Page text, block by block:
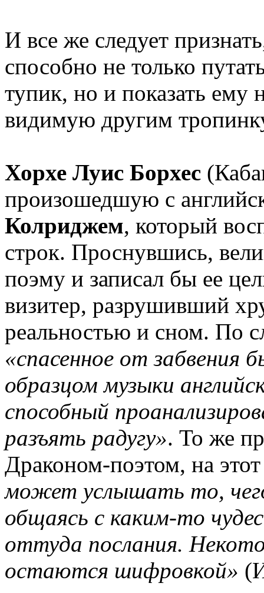
И все же следует
способно не только
тупик, но и показать ему
видимую другим
Хорхе Луис Борхес
произошедшую с
Колриджем, который
строк. Проснувшись,
поэму и записал бы ее
визитер, разрушивший
реальностью и сном. По
«спасенное от забвения
образцом музыки
способный
разъять радугу». То же
Драконом-поэтом, на
может услышать то,
общаясь с каким-то
оттуда послания.
остаются шифровкой»